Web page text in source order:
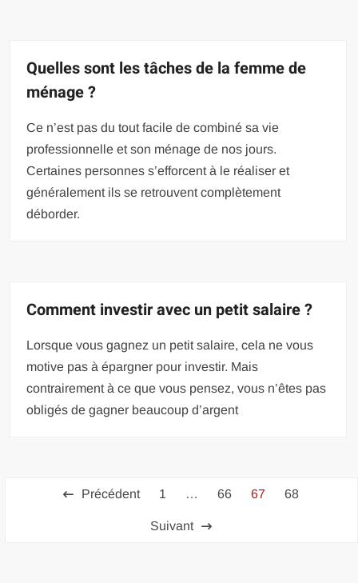
Quelles sont les tâches de la femme de
ménage ?
Ce n’est pas du tout facile de combiné sa vie
professionnelle et son ménage de nos jours.
Certaines personnes s’efforcent à le réaliser et
généralement ils se retrouvent complètement
déborder.
Comment investir avec un petit salaire ?
Lorsque vous gagnez un petit salaire, cela ne vous
motive pas à épargner pour investir. Mais
contrairement à ce que vous pensez, vous n’êtes pas
obligés de gagner beaucoup d’argent
Pagination
Précédent 1 … 66 67 68
Suivant